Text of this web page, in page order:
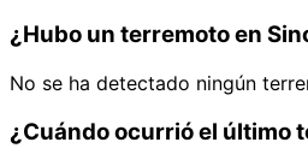
¿Hubo un terremoto en
No se ha detectado ningún
¿Cuándo ocurrió el último